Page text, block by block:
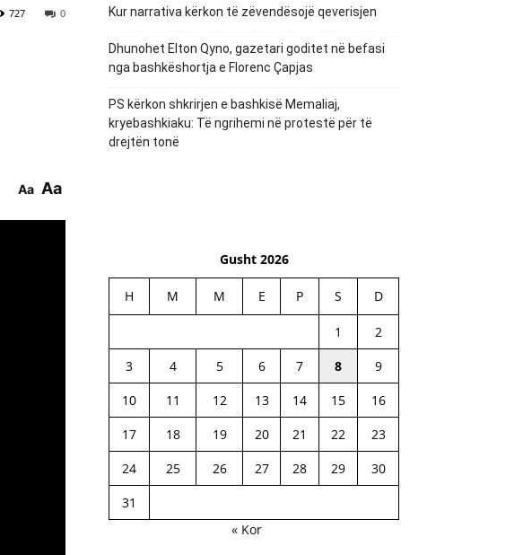
0
727
Aa Aa
Kur narrativa kërkon të zëvendësojë qeverisjen
Dhunohet Elton Qyno, gazetari goditet në befasi
nga bashkëshortja e Florenc Çapjas
PS kërkon shkrirjen e bashkisë Memaliaj,
kryebashkiaku: Të ngrihemi në protestë për të
drejtën tonë
Gusht 2026
H M M E P S D
1
2
3
4 5 6 7 8
9
10
11 12 13 14 15
16
17
18 19 20 21 22
23
24
25 26 27 28 29
30
31
« Kor